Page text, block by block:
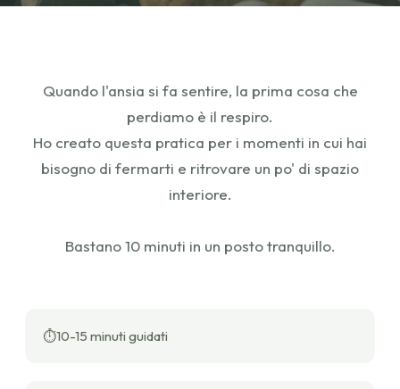
Quando l'ansia si fa sentire, la prima cosa che
perdiamo è il respiro.
Ho creato questa pratica per i momenti in cui hai
bisogno di fermarti e ritrovare un po' di spazio
interiore.
Bastano 10 minuti in un posto tranquillo.
⏱10-15 minuti guidati